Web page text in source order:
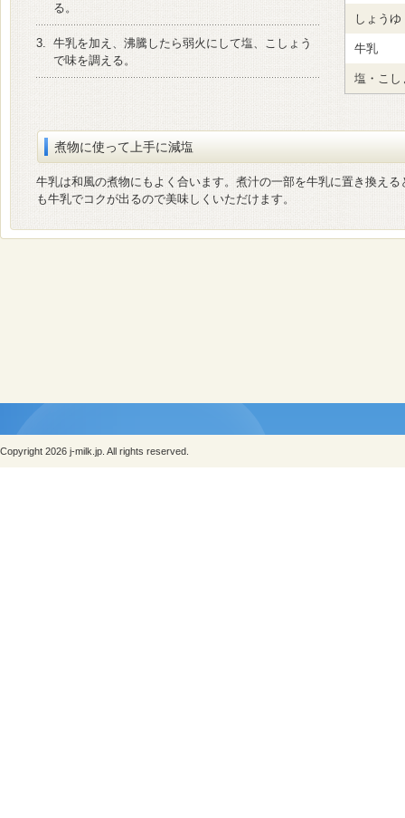
る。
3. 牛乳を加え、沸騰したら弱火にして塩、こしょう
で味を調える。
しょう
牛乳
塩・こし
煮物に使って上手に減塩
牛乳は和風の煮物にもよく合います。煮汁の一部を牛乳に置き換え
も牛乳でコクが出るので美味しくいただけます。
Copyright 2026 j-milk.jp. All rights reserved.